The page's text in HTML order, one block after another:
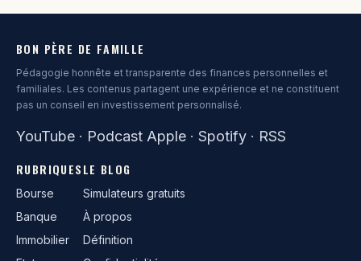
BON PÈRE DE FAMILLE
Pédagogie honnête et transparente des finances personnelles et
familiales. Les contenus partagent une expérience et ne constituent
pas un conseil en investissement personnalisé.
YouTube · Podcast Apple · Spotify · RSS
RUBRIQUES
Bourse
Banque
Immobilier
LE BLOG
Simulateurs gratuits
À propos
Définition